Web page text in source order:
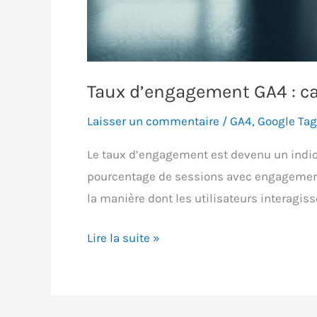
Taux d’engagement GA4 :
Laisser un commentaire / GA4, Google
Le taux d’engagement est devenu un
pourcentage de sessions avec
la manière dont les utilisateurs
Taux
Lire la suite »